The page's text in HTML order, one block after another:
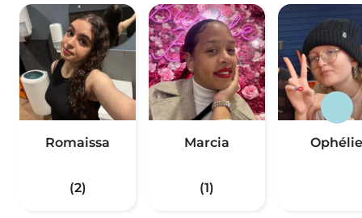
Romaissa
(2)
Marcia
(1)
Ophélie